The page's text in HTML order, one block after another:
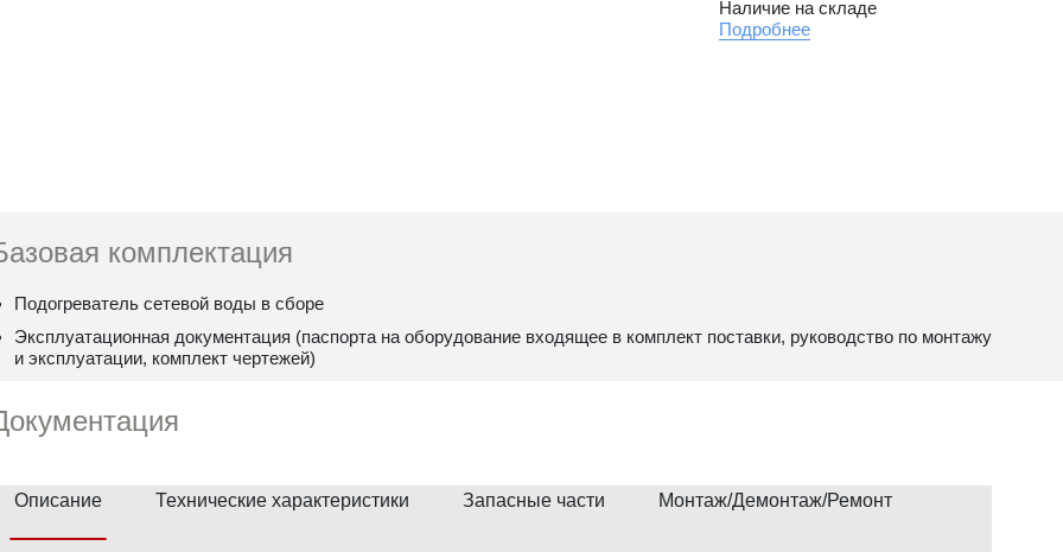
Наличие на складе
Подробнее
комплектация
Подогреватель сетевой воды в сборе
Эксплуатационная документация (паспорта на оборудование входящее в комплект поставки, руководство по монтажу
и эксплуатации, комплект чертежей)
Описание Технические характеристики Запасные части Монтаж/Демонтаж/Ремонт